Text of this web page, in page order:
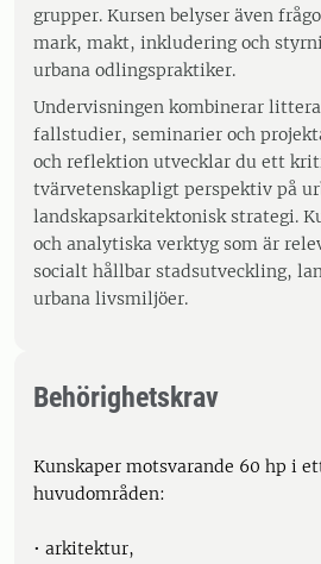
grupper. Kursen belyser även
mark, makt, inkludering och
urbana odlingspraktiker.
Undervisningen kombinerar
fallstudier, seminarier och
och reflektion utvecklar du ett
tvärvetenskapligt perspektiv på
landskapsarkitektonisk strategi.
och analytiska verktyg som är
socialt hållbar stadsutveckling,
urbana livsmiljöer.
Behörighetskrav
Kunskaper motsvarande 60 hp i
huvudområden:
• arkitektur,